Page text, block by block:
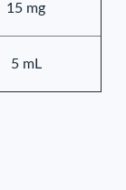
15 mg
5 mL